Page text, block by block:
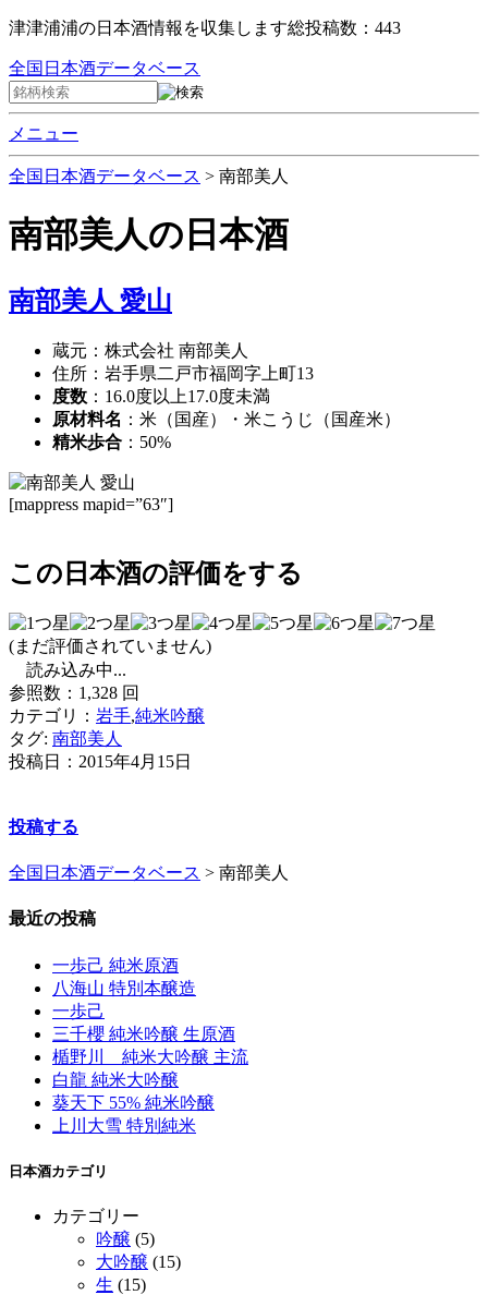
津津浦浦の日本酒情報を収集します総投稿数：443
全国日本酒データベース
メニュー
全国日本酒データベース > 南部美人
南部美人の日本酒
南部美人 愛山
蔵元：株式会社 南部美人
住所：岩手県二戸市福岡字上町13
度数 ：16.0度以上17.0度未満
原材料名 ：米（国産）・米こうじ（国産米）
精米歩合 ：50%
[mappress mapid=”63″]
この日本酒の評価をする
(まだ評価されていません)
読み込み中...
参照数：1,328 回
カテゴリ： 岩手,純米吟醸
タグ: 南部美人
投稿日： 2015年4月15日
投稿する
全国日本酒データベース > 南部美人
最近の投稿
一歩己 純米原酒
八海山 特別本醸造
一歩己
三千櫻 純米吟醸 生原酒
楯野川 純米大吟醸 主流
白龍 純米大吟醸
葵天下 55% 純米吟醸
上川大雪 特別純米
日本酒カテゴリ
カテゴリー
吟醸 (5)
大吟醸 (15)
生 (15)